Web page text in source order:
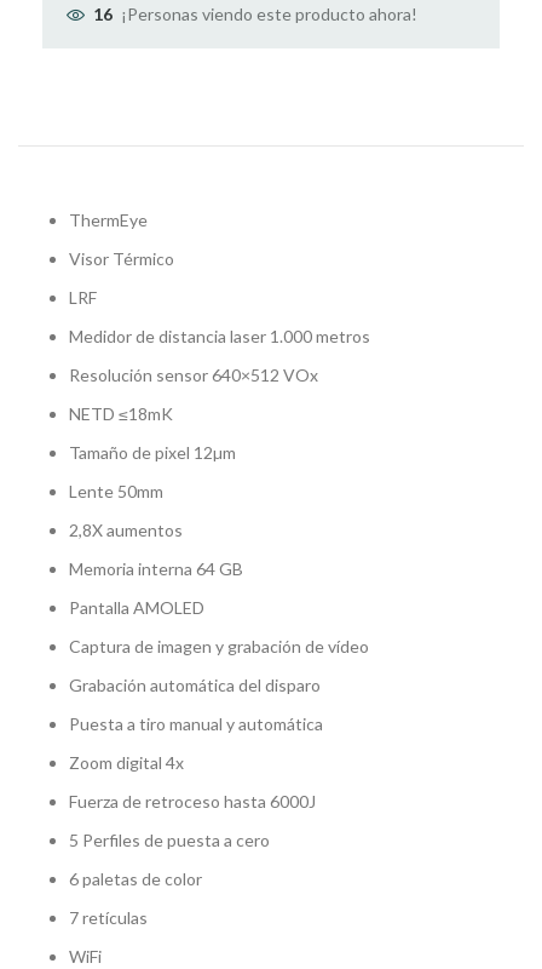
16 ¡Personas viendo este producto ahora!
ThermEye
Visor Térmico
LRF
Medidor de distancia laser 1.000 metros
Resolución sensor 640×512 VOx
NETD ≤18mK
Tamaño de pixel 12µm
Lente 50mm
2,8X aumentos
Memoria interna 64 GB
Pantalla AMOLED
Captura de imagen y grabación de vídeo
Grabación automática del disparo
Puesta a tiro manual y automática
Zoom digital 4x
Fuerza de retroceso hasta 6000J
5 Perfiles de puesta a cero
6 paletas de color
7 retículas
WiFi